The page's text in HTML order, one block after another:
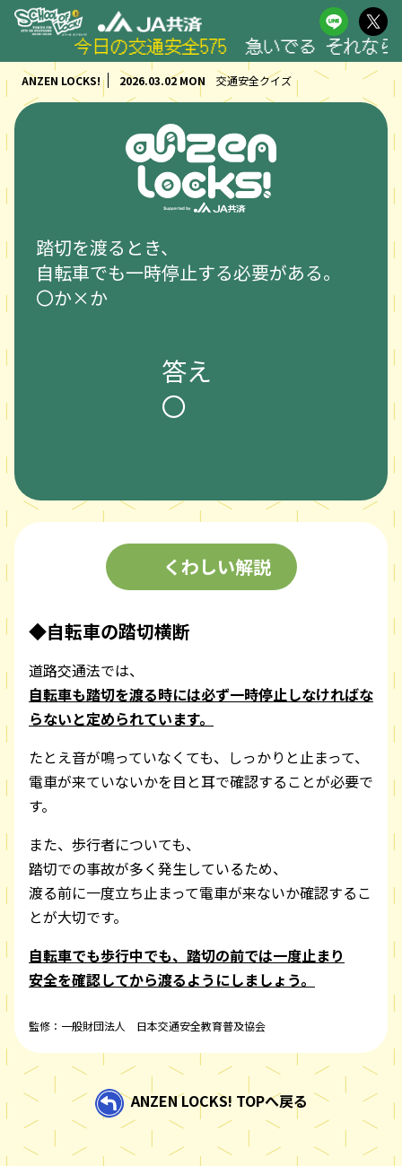
今日の交通安全575 急いでる それなら
ANZEN LOCKS! 2026.03.02 MON 交通安全クイズ
踏切を渡るとき、
自転車でも一時停止する必要がある。
〇か×か
答え
〇
くわしい解説
◆自転車の踏切横断
道路交通法では、
自転車も踏切を渡る時には必ず一時停止しなければな
らないと定められています。
たとえ音が鳴っていなくても、しっかりと止まって、
電車が来ていないかを目と耳で確認することが必要で
す。
また、歩行者についても、
踏切での事故が多く発生しているため、
渡る前に一度立ち止まって電車が来ないか確認するこ
とが大切です。
自転車でも歩行中でも、踏切の前では一度止まり
安全を確認してから渡るようにしましょう。
監修：一般財団法人 日本交通安全教育普及協会
ANZEN LOCKS! TOPへ戻る